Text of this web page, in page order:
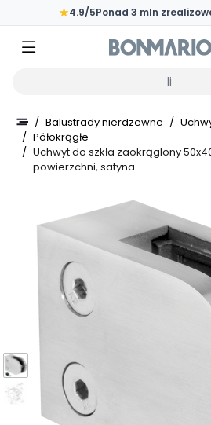
Przejdź do głównej zawartości strony
★4.9/5Ponad 3 mln
/ Balustrady nierdzewne /
/ Półokrągłe
/ Uchwyt do szkła zaokrąglony
powierzchni, satyna